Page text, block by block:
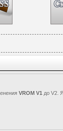
VROM V1 до V2.